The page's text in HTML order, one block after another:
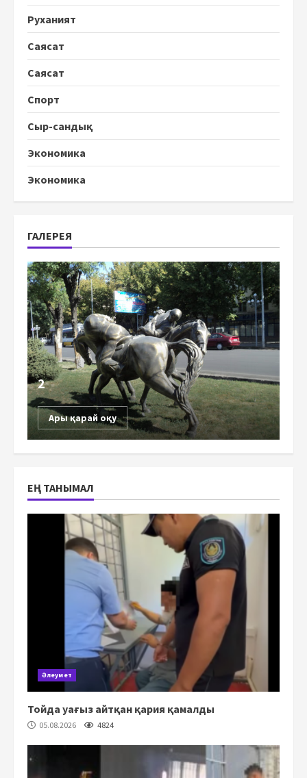
Руханият
Саясат
Саясат
Спорт
Сыр-сандық
Экономика
Экономика
ГАЛЕРЕЯ
2
Ары қарай оқу
ЕҢ ТАНЫМАЛ
Әлеумет
Тойда уағыз айтқан қария қамалды
05.08.2026 4824